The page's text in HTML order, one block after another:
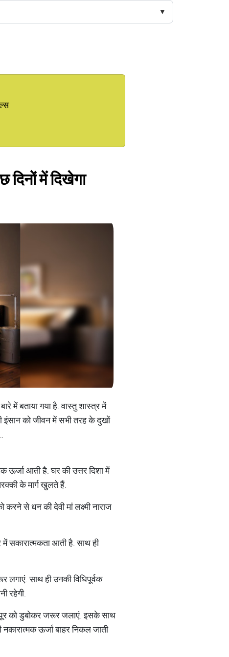
में दिखेगा
में बताया गया है. वास्तु शास्त्र में
इंसान को जीवन में सभी तरह के दुखों
ऊर्जा आती है. घर की उत्तर दिशा में
के मार्ग खुलते हैं.
से धन की देवी मां लक्ष्मी नाराज
सकारात्मकता आती है. साथ ही
लगाएं. साथ ही उनकी विधिपूर्वक
रहेगी.
को डुबोकर जरूर जलाएं. इसके साथ
ऊर्जा बाहर निकल जाती